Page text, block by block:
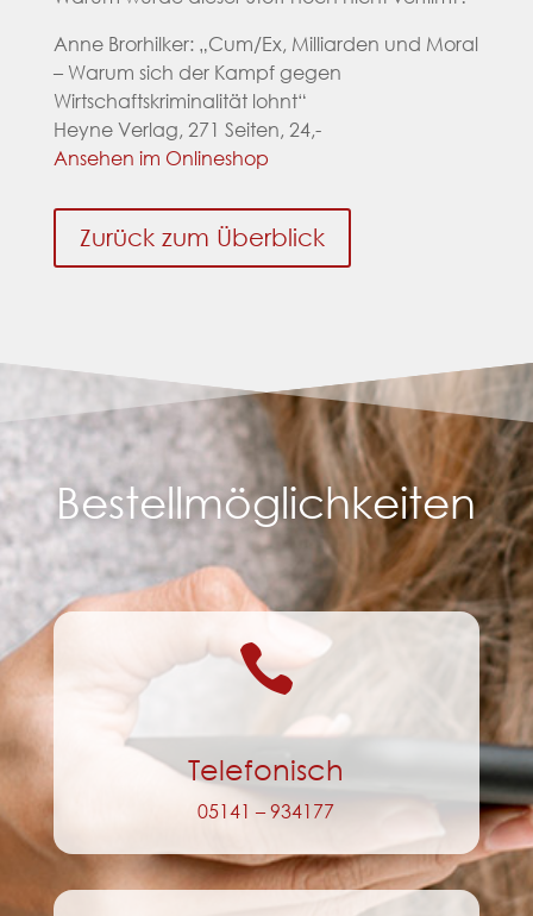
Anne Brorhilker: „Cum/Ex, Milliarden und Moral
– Warum sich der Kampf gegen
Wirtschaftskriminalität lohnt“
Heyne Verlag, 271 Seiten, 24,-
Ansehen im Onlineshop
Zurück zum Überblick
Bestellmöglichkeiten

Telefonisch
05141 – 934177